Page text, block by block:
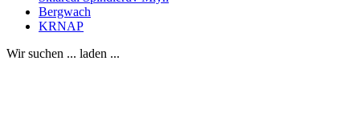
Bergwach
KRNAP
Wir suchen ... laden ...